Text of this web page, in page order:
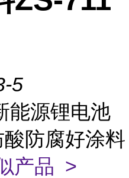
5
能源锂电池
防腐好涂料
产品 >